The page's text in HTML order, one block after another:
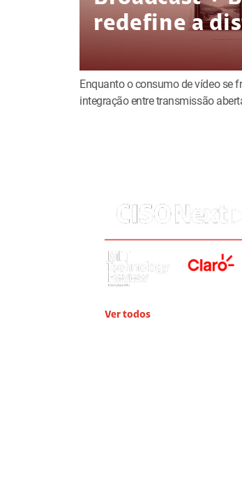
redefine a
Enquanto o consumo de vídeo se
integração entre transmissão
Ver todos